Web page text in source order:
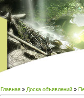
Главная » Доска объявлений »